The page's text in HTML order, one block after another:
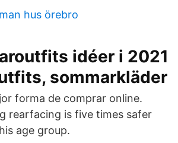
hus örebro
idéer i 2021
sommarkläder
forma de comprar online.
rearfacing is five times safer
age group.